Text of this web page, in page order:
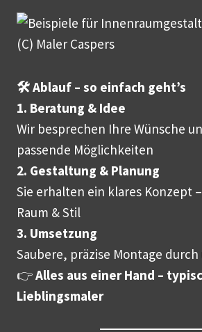
🛠️ Ablauf – so einfach geht’s
1. Beratung & Idee
Wir besprechen Ihre Wünsche
passende Möglichkeiten
2. Gestaltung & Planung
Sie erhalten ein klares Konzept
Raum & Stil
3. Umsetzung
Saubere, präzise Montage durch
👉Alles aus einer Hand –
Lieblingsmaler